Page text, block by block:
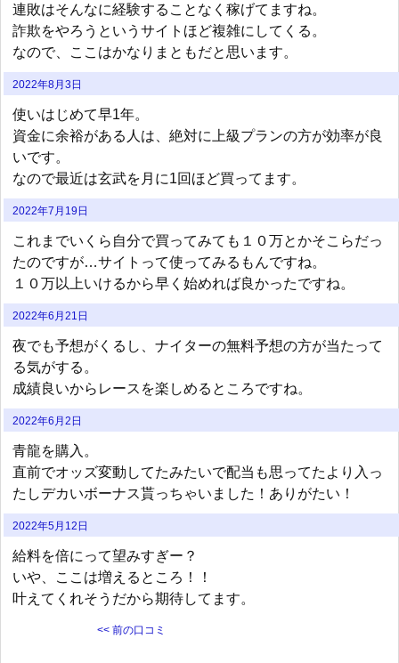
連敗はそんなに経験することなく稼げてますね。
詐欺をやろうというサイトほど複雑にしてくる。
なので、ここはかなりまともだと思います。
2022年8月3日
使いはじめて早1年。
資金に余裕がある人は、絶対に上級プランの方が効率が良
いです。
なので最近は玄武を月に1回ほど買ってます。
2022年7月19日
これまでいくら自分で買ってみても１０万とかそこらだっ
たのですが…サイトって使ってみるもんですね。
１０万以上いけるから早く始めれば良かったですね。
2022年6月21日
夜でも予想がくるし、ナイターの無料予想の方が当たって
る気がする。
成績良いからレースを楽しめるところですね。
2022年6月2日
青龍を購入。
直前でオッズ変動してたみたいで配当も思ってたより入っ
たしデカいボーナス貰っちゃいました！ありがたい！
2022年5月12日
給料を倍にって望みすぎー？
いや、ここは増えるところ！！
叶えてくれそうだから期待してます。
<< 前の口コミ